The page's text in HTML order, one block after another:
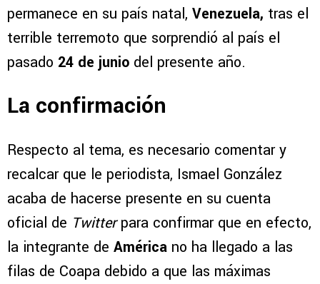
permanece en su país natal, Venezuela, tras el
terrible terremoto que sorprendió al país el
pasado 24 de junio del presente año.
La confirmación
Respecto al tema, es necesario comentar y
recalcar que le periodista, Ismael González
acaba de hacerse presente en su cuenta
oficial de Twitterpara confirmar que en efecto,
la integrante de América no ha llegado a las
filas de Coapa debido a que las máximas